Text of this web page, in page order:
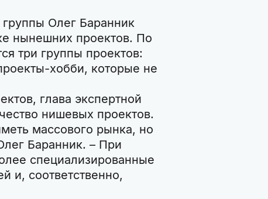
Олег Баранник
нынешних проектов. По
три группы проектов:
хобби, которые не
глава экспертной
нишевых проектов.
массового рынка, но
Баранник. – При
специализированные
и, соответственно,